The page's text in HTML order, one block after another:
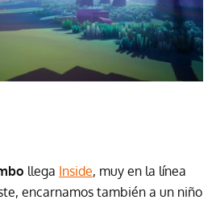
llega Inside, muy en la línea
encarnamos también a un niño